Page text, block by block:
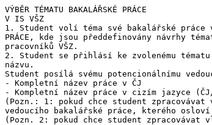
VÝBĚR TÉMATU BAKALÁŘSKÉ PRÁCE
V IS VŠZ
1. Student volí téma své bakalářské práce v
PRÁCE, kde jsou předdefinovány návrhy
pracovníků VŠZ.
2. Student se přihlásí ke zvolenému
názvu.
Student posílá svému potencionálnímu
- Kompletní název práce v ČJ
- Kompletní název práce v cizím jazyce
(Pozn.: 1: pokud chce student zpracovávat
vedoucího bakalářské práce, kterého
(Pozn. 2: pokud chce student zpracovávat